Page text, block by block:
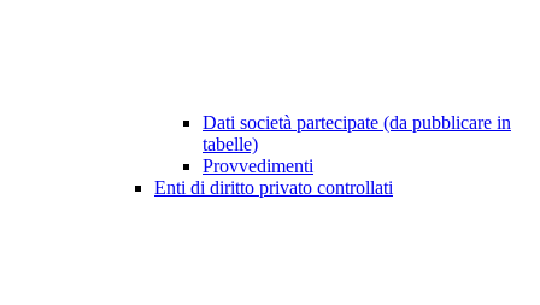
Dati società partecipate (da pubblicare in
tabelle)
Provvedimenti
Enti di diritto privato controllati